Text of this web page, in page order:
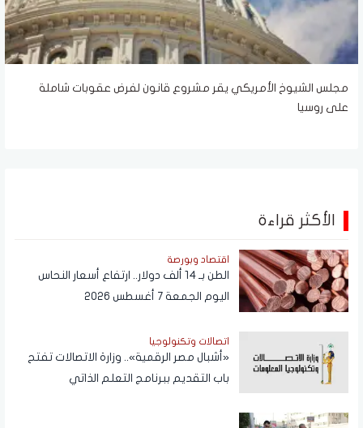
مجلس الشيوخ الأمريكي يقر مشروع قانون لفرض عقوبات شاملة
على روسيا
الأكثر قراءة
اقتصاد وبورصة
الطن بـ 14 ألف دولار.. ارتفاع أسعار النحاس
اليوم الجمعة 7 أغسطس 2026
اتصالات وتكنولوجيا
«أشبال مصر الرقمية».. وزارة الاتصالات تفتح
باب التقديم ببرنامج التعلم الذاتي